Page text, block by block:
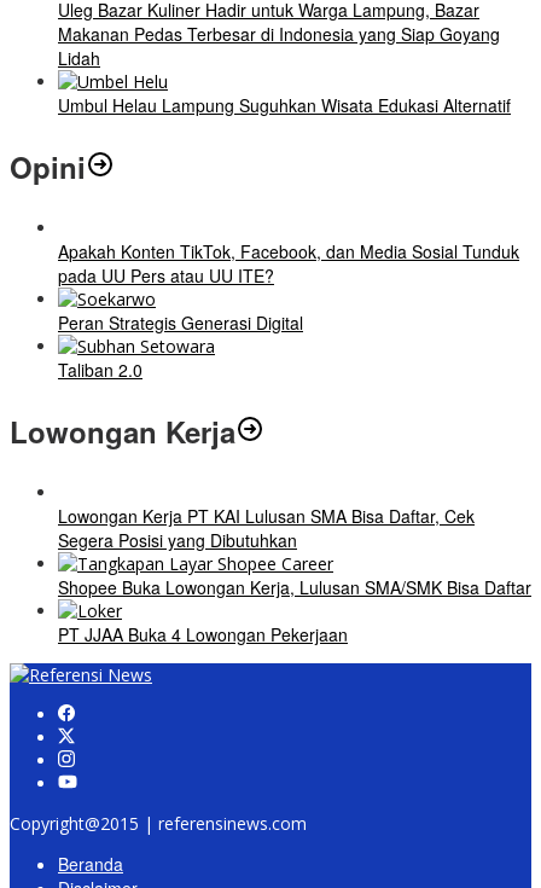
Uleg Bazar Kuliner Hadir untuk Warga Lampung, Bazar
Makanan Pedas Terbesar di Indonesia yang Siap Goyang
Lidah
Umbul Helau Lampung Suguhkan Wisata Edukasi Alternatif
Opini
Apakah Konten TikTok, Facebook, dan Media Sosial Tunduk
pada UU Pers atau UU ITE?
Peran Strategis Generasi Digital
Taliban 2.0
Lowongan Kerja
Lowongan Kerja PT KAI Lulusan SMA Bisa Daftar, Cek
Segera Posisi yang Dibutuhkan
Shopee Buka Lowongan Kerja, Lulusan SMA/SMK Bisa Daftar
PT JJAA Buka 4 Lowongan Pekerjaan
Copyright@2015 | referensinews.com
Beranda